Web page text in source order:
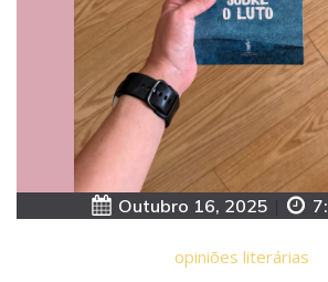
Outubro 16, 2025
opiniões literárias